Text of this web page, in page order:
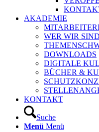
AKADEMIE
WER WIR SIND
DOWNLOADS
DIGITALE
BÜCHER &
KONTAKT
Suche
Menü Menü